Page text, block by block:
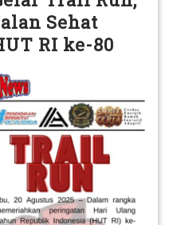
Sehat
RI ke-80